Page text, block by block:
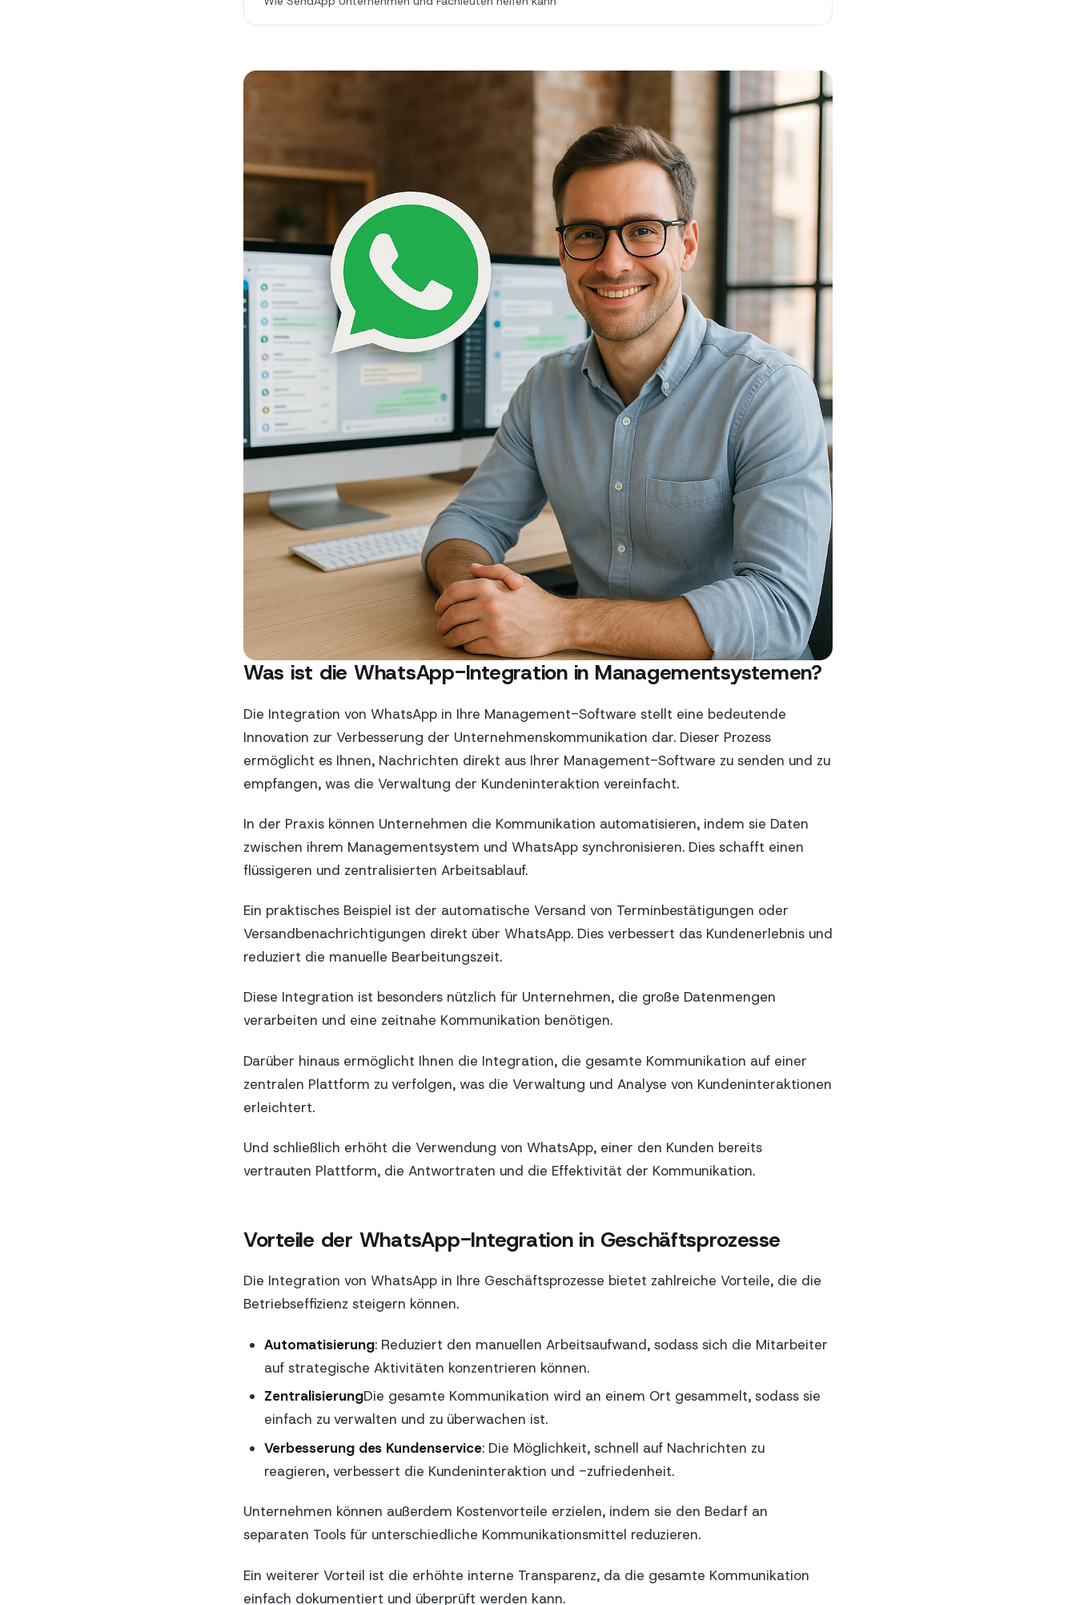
Was ist die WhatsApp-Integration in Managementsystemen?
Die Integration von WhatsApp in Ihre Management-Software stellt eine bedeutende
Innovation zur Verbesserung der Unternehmenskommunikation dar. Dieser Prozess
ermöglicht es Ihnen, Nachrichten direkt aus Ihrer Management-Software zu senden und zu
empfangen, was die Verwaltung der Kundeninteraktion vereinfacht.
In der Praxis können Unternehmen die Kommunikation automatisieren, indem sie Daten
zwischen ihrem Managementsystem und WhatsApp synchronisieren. Dies schafft einen
flüssigeren und zentralisierten Arbeitsablauf.
Ein praktisches Beispiel ist der automatische Versand von Terminbestätigungen oder
Versandbenachrichtigungen direkt über WhatsApp. Dies verbessert das Kundenerlebnis und
reduziert die manuelle Bearbeitungszeit.
Diese Integration ist besonders nützlich für Unternehmen, die große Datenmengen
verarbeiten und eine zeitnahe Kommunikation benötigen.
Darüber hinaus ermöglicht Ihnen die Integration, die gesamte Kommunikation auf einer
zentralen Plattform zu verfolgen, was die Verwaltung und Analyse von Kundeninteraktionen
erleichtert.
Und schließlich erhöht die Verwendung von WhatsApp, einer den Kunden bereits
vertrauten Plattform, die Antwortraten und die Effektivität der Kommunikation.
Vorteile der WhatsApp-Integration in Geschäftsprozesse
Die Integration von WhatsApp in Ihre Geschäftsprozesse bietet zahlreiche Vorteile, die die
Betriebseffizienz steigern können.
Automatisierung: Reduziert den manuellen Arbeitsaufwand, sodass sich die Mitarbeiter
auf strategische Aktivitäten konzentrieren können.
ZentralisierungDie gesamte Kommunikation wird an einem Ort gesammelt, sodass sie
einfach zu verwalten und zu überwachen ist.
Verbesserung des Kundenservice: Die Möglichkeit, schnell auf Nachrichten zu
reagieren, verbessert die Kundeninteraktion und -zufriedenheit.
Unternehmen können außerdem Kostenvorteile erzielen, indem sie den Bedarf an
separaten Tools für unterschiedliche Kommunikationsmittel reduzieren.
Ein weiterer Vorteil ist die erhöhte interne Transparenz, da die gesamte Kommunikation
einfach dokumentiert und überprüft werden kann.